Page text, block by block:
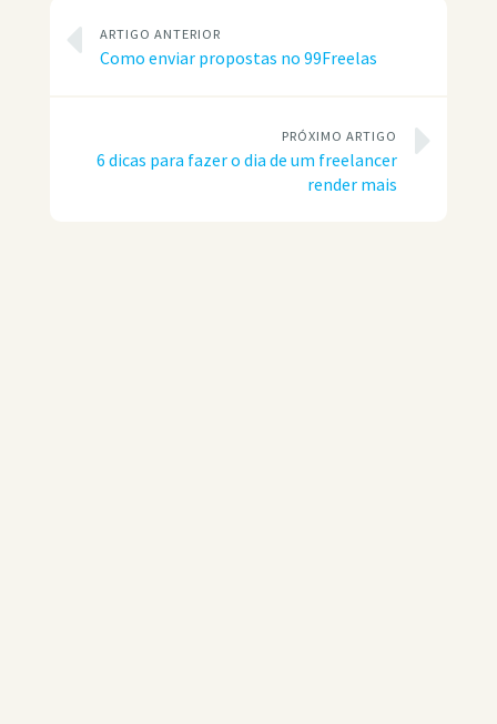
ARTIGO ANTERIOR
Como enviar propostas no 99Freelas
PRÓXIMO ARTIGO
6 dicas para fazer o dia de um freelancer
render mais